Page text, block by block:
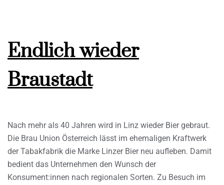
Endlich wieder
Braustadt
Nach mehr als 40 Jahren wird in Linz wieder Bier gebraut.
Die Brau Union Österreich lässt im ehemaligen Kraftwerk
der Tabakfabrik die Marke Linzer Bier neu aufleben. Damit
bedient das Unternehmen den Wunsch der
Konsument:innen nach regionalen Sorten. Zu Besuch im